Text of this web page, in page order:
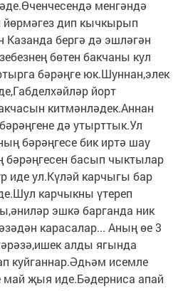
менгәндә
йөрмәгез дип кычкырып
Казанда бергә дә эшләгән
бөтен бакчаны кул
бәрәңге юк.Шуннан,элек
йорт
китмәнләдек.Аннан
дә утырттык.Ул
бәрәңгесе бик иртә шау
басып чыктылар
иде ул.Күләй карчыгы бар
карчыкны үтереп
эшкә барганда ник
карасалар... Аның өе 3
алды ягында
куйганнар.Әдһәм исемле
май җыя иде.Бәдерниса апай